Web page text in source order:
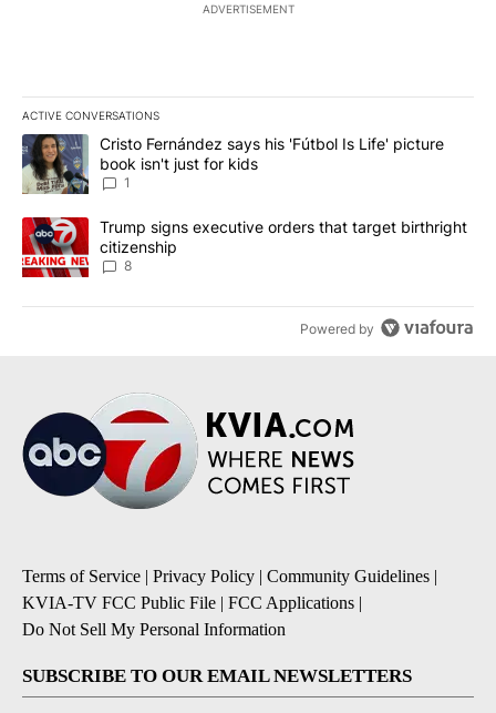
ADVERTISEMENT
ACTIVE CONVERSATIONS
The following is a list of the most commented articles in the last
A trending article titled "Cristo Fernández says his 'Fútbol Is
Cristo Fernández says his 'Fútbol Is Life' picture
book isn't just for kids
1
A trending article titled "Trump signs executive orders that
Trump signs executive orders that target birthright
citizenship
8
Powered by
Terms of Service | Privacy Policy | Community Guidelines |
KVIA-TV FCC Public File | FCC Applications |
Do Not Sell My Personal Information
SUBSCRIBE TO OUR EMAIL NEWSLETTERS